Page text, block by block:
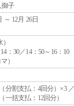
子
～ 12月 26日
）
：30／14：50～16：10
）
分割支払：4回分）×3
一括支払：12回分）